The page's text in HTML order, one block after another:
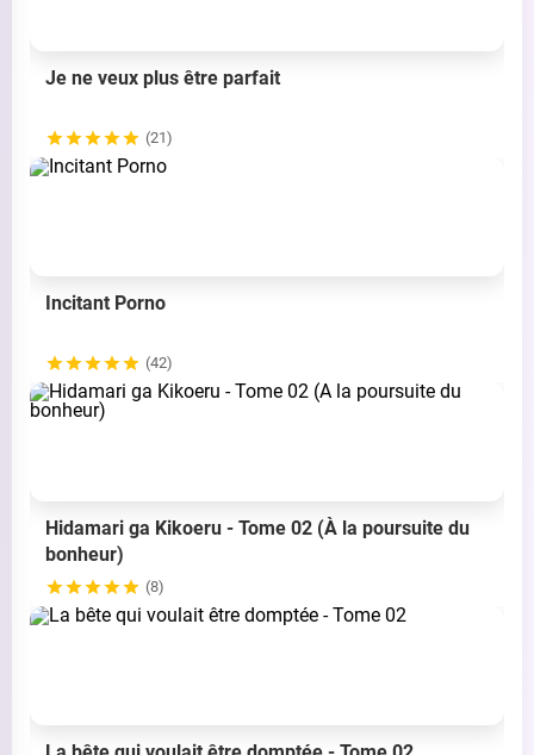
Je ne veux plus être parfait
(21)
Incitant Porno
(42)
Hidamari ga Kikoeru - Tome 02 (À la poursuite du
bonheur)
(8)